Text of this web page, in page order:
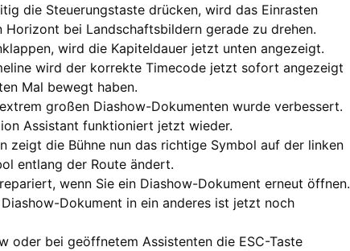
die Steuerungstaste drücken, wird das Einrasten
bei Landschaftsbildern gerade zu drehen.
wird die Kapiteldauer jetzt unten angezeigt.
wird der korrekte Timecode jetzt sofort angezeigt
Mal bewegt haben.
großen Diashow-Dokumenten wurde verbessert.
Assistant funktioniert jetzt wieder.
zeigt die Bühne nun das richtige Symbol auf der linken
entlang der Route ändert.
wenn Sie ein Diashow-Dokument erneut öffnen.
Dokument in ein anderes ist jetzt noch
oder bei geöffnetem Assistenten die ESC-Taste